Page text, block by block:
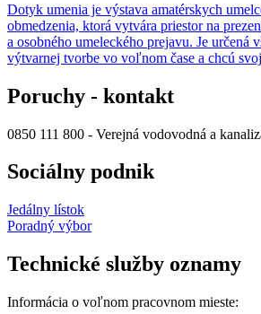
Dotyk umenia je výstava amatérskych
obmedzenia, ktorá vytvára priestor na
a osobného umeleckého prejavu. Je určená
výtvarnej tvorbe vo voľnom čase a chcú
Poruchy - kontakt
0850 111 800 - Verejná vodovodná a
Sociálny podnik
Jedálny lístok
Poradný výbor
Technické služby oznamy
Informácia o voľnom pracovnom mieste: